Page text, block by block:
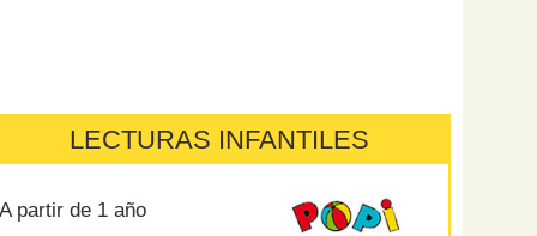
LECTURAS INFANTILES
A partir de 1 año